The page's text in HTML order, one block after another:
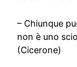
– Chiunque
non è uno
(Cicerone)